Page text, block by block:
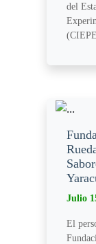
del
Julio
El